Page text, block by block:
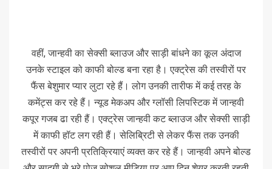
वहीं, जान्हवी का सेक्सी ब्लाउज और साड़ी बांधने का कूल अंदाज
उनके स्टाइल को काफी बोल्ड बना रहा है। एक्ट्रेस की तस्वीरों पर
फैंस बेशुमार प्यार लुटा रहे हैं। लोग उनकी तारीफ में कई तरह के
कमेंट्स कर रहे हैं। न्यूड मेकअप और ग्लॉसी लिपस्टिक में जान्हवी
कपूर गजब ढा रही हैं। एक्ट्रेस जान्हवी कट ब्लाउज और सेक्सी साड़ी
में काफी हॉट लग रही हैं। सेलिब्रिटी से लेकर फैंस तक उनकी
तस्वीरों पर अपनी प्रतिक्रियाएं व्यक्त कर रहे हैं। जान्हवी अपने बोल्ड